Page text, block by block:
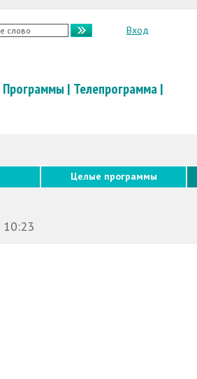
Вход
Программы | Телепрограмма|
Целые программы
10:23